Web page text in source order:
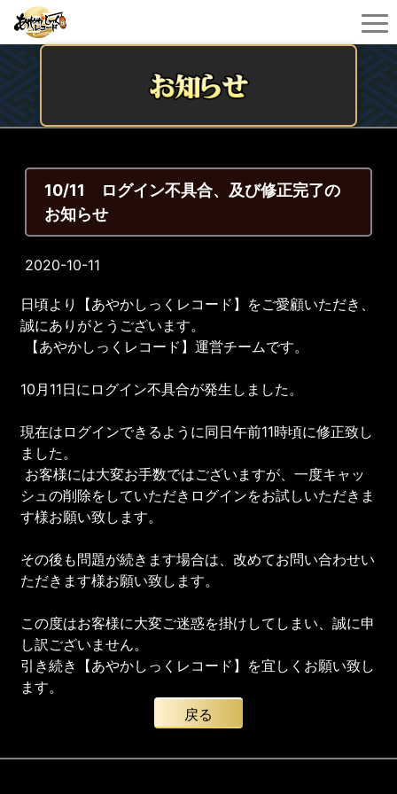
10/11 ログイン不具合、及び修正完了の
お知らせ
2020-10-11
日頃より【あやかしっくレコード】をご愛顧いただき、
誠にありがとうございます。
【あやかしっくレコード】運営チームです。
10月11日にログイン不具合が発生しました。
現在はログインできるように同日午前11時頃に修正致し
ました。
お客様には大変お手数ではございますが、一度キャッ
シュの削除をしていただきログインをお試しいただきま
す様お願い致します。
その後も問題が続きます場合は、改めてお問い合わせい
ただきます様お願い致します。
この度はお客様に大変ご迷惑を掛けしてしまい、誠に申
し訳ございません。
引き続き【あやかしっくレコード】を宜しくお願い致し
ます。
戻る